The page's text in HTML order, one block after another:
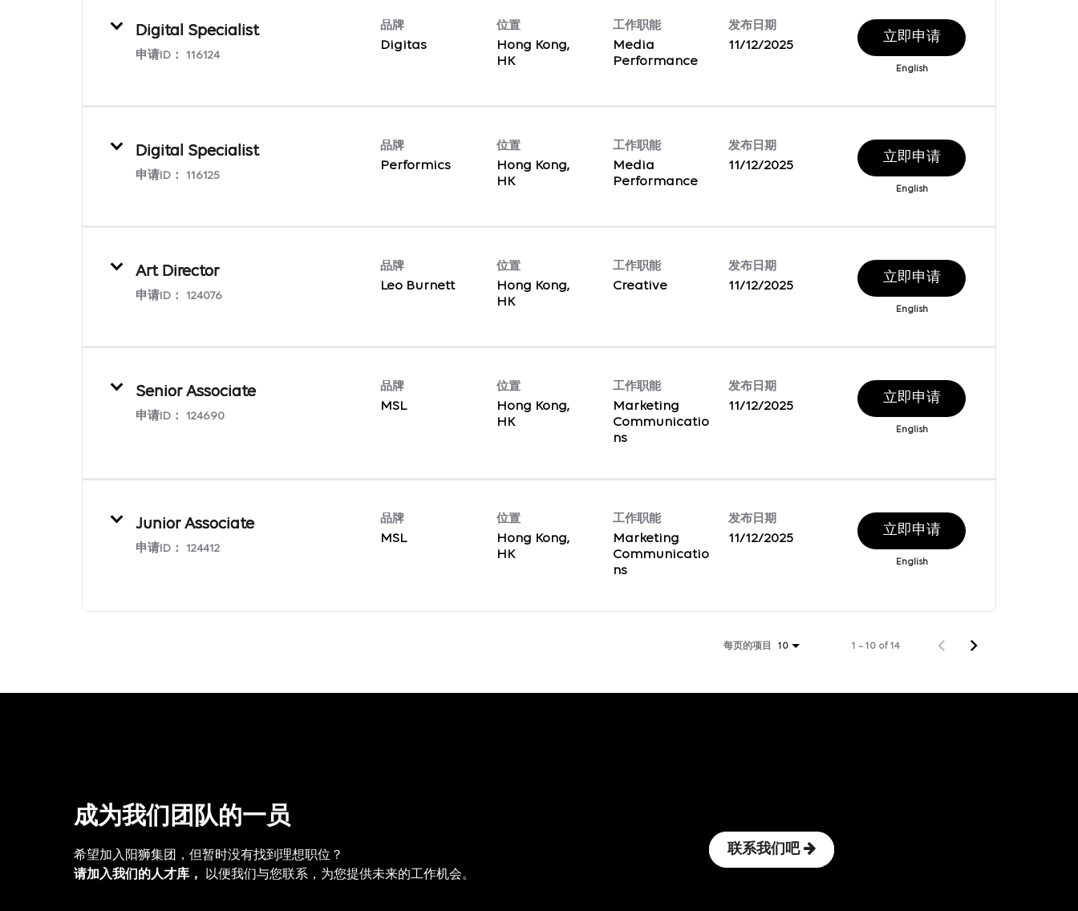
Digital Specialist
申请ID： 116124
品牌
Digitas
位置
Hong Kong,
工作职能
Media
Performance
发布日期
11/12/2025
立即申请
English
Digital Specialist
申请ID： 116125
品牌
Performics
位置
Hong Kong,
工作职能
Media
Performance
发布日期
11/12/2025
立即申请
English
Art Director
申请ID： 124076
品牌
Leo Burnett
位置
Hong Kong,
工作职能
Creative
发布日期
11/12/2025
立即申请
English
Senior Associate
申请ID： 124690
品牌
MSL
位置
Hong Kong,
工作职能
Marketing
Communicatio
ns
发布日期
11/12/2025
立即申请
English
Junior Associate
申请ID： 124412
品牌
MSL
位置
Hong Kong,
工作职能
Marketing
Communicatio
ns
发布日期
11/12/2025
立即申请
English
每页的项目 10 1 – 10 of 14
成为我们团队的一员
希望加入阳狮集团，但暂时没有找到理想职位？
请加入我们的人才库，
以便我们与您联系，为您提供未来的工作机会。
联系我们吧